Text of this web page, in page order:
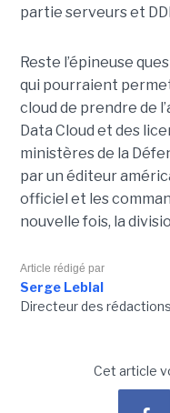
partie serveurs et
Reste l’épineuse
qui pourraient
cloud de prendre de
Data Cloud et des
ministères de la
par un éditeur
officiel et les
nouvelle fois, la
Article rédigé par
Serge Leblal
Directeur des
Cet article